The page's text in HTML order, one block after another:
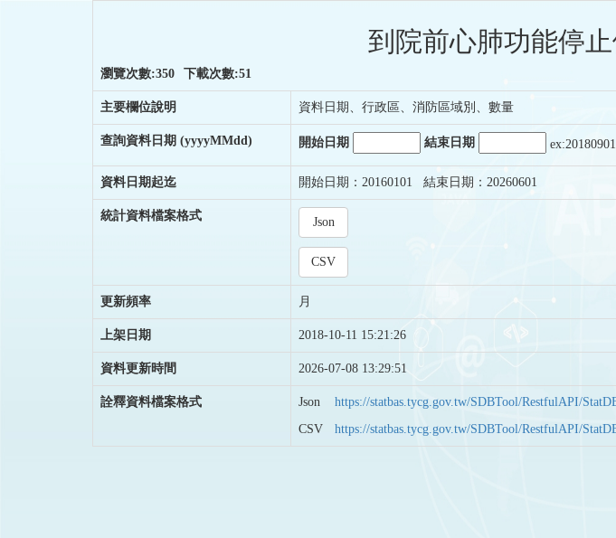
到院前心肺功能停
瀏覽次數:350 下載次數:51
主要欄位說明 資料日期、行政區、消防區域別、數量
查詢資料日期 (yyyyMMdd) 開始日期 結束日期 ex:20180901
資料日期起迄 開始日期：20160101 結束日期：20260601
統計資料檔案格式 Json
CSV
更新頻率 月
上架日期 2018-10-11 15:21:26
資料更新時間 2026-07-08 13:29:51
詮釋資料檔案格式 Json
https://statbas.tycg.gov.tw/SDBTool/RestfulAPI/
CSV
https://statbas.tycg.gov.tw/SDBTool/RestfulAPI/